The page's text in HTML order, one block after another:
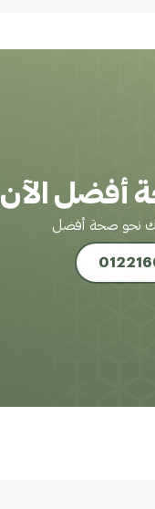
أفضل الآن
نحو صحة أفضل